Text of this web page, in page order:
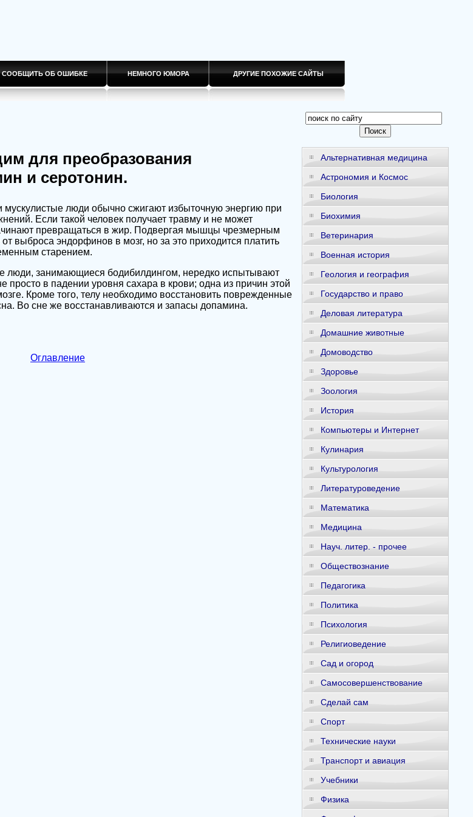
ОБ ОШИБКЕ НЕМНОГО ЮМОРА ДРУГИЕ ПОХОЖИЕ САЙТЫ
для преобразования
и серотонин.
люди обычно сжигают избыточную энергию при
Если такой человек получает травму и не может
превращаться в жир. Подвергая мышцы чрезмерным
выброса эндорфинов в мозг, но за это приходится платить
старением.
люди, занимающиеся бодибилдингом, нередко испытывают
просто в падении уровня сахара в крови; одна из причин этой
Кроме того, телу необходимо восстановить поврежденные
Во сне же восстанавливаются и запасы допамина.
Оглавление
Альтернативная медицина
Астрономия и Космос
Биология
Биохимия
Ветеринария
Военная история
Геология и география
Государство и право
Деловая литература
Домашние животные
Домоводство
Здоровье
Зоология
История
Компьютеры и Интернет
Кулинария
Культурология
Литературоведение
Математика
Медицина
Науч. литер. - прочее
Обществознание
Педагогика
Политика
Психология
Религиоведение
Сад и огород
Самосовершенствование
Сделай сам
Спорт
Технические науки
Транспорт и авиация
Учебники
Физика